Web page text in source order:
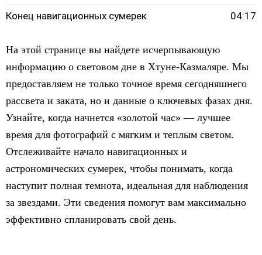
Конец навигационных сумерек
04:17
На этой странице вы найдете исчерпывающую
информацию о световом дне в Хтуне-Казмаляре. Мы
предоставляем не только точное время сегодняшнего
рассвета и заката, но и данные о ключевых фазах дня.
Узнайте, когда начнется «золотой час» — лучшее
время для фотографий с мягким и теплым светом.
Отслеживайте начало навигационных и
астрономических сумерек, чтобы понимать, когда
наступит полная темнота, идеальная для наблюдения
за звездами. Эти сведения помогут вам максимально
эффективно спланировать свой день.